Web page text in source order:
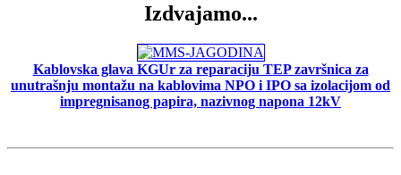
Izdvajamo...
Kablovska glava KGUr za reparaciju TEP završnica za
unutrašnju montažu na kablovima NPO i IPO sa izolacijom od
impregnisanog papira, nazivnog napona 12kV